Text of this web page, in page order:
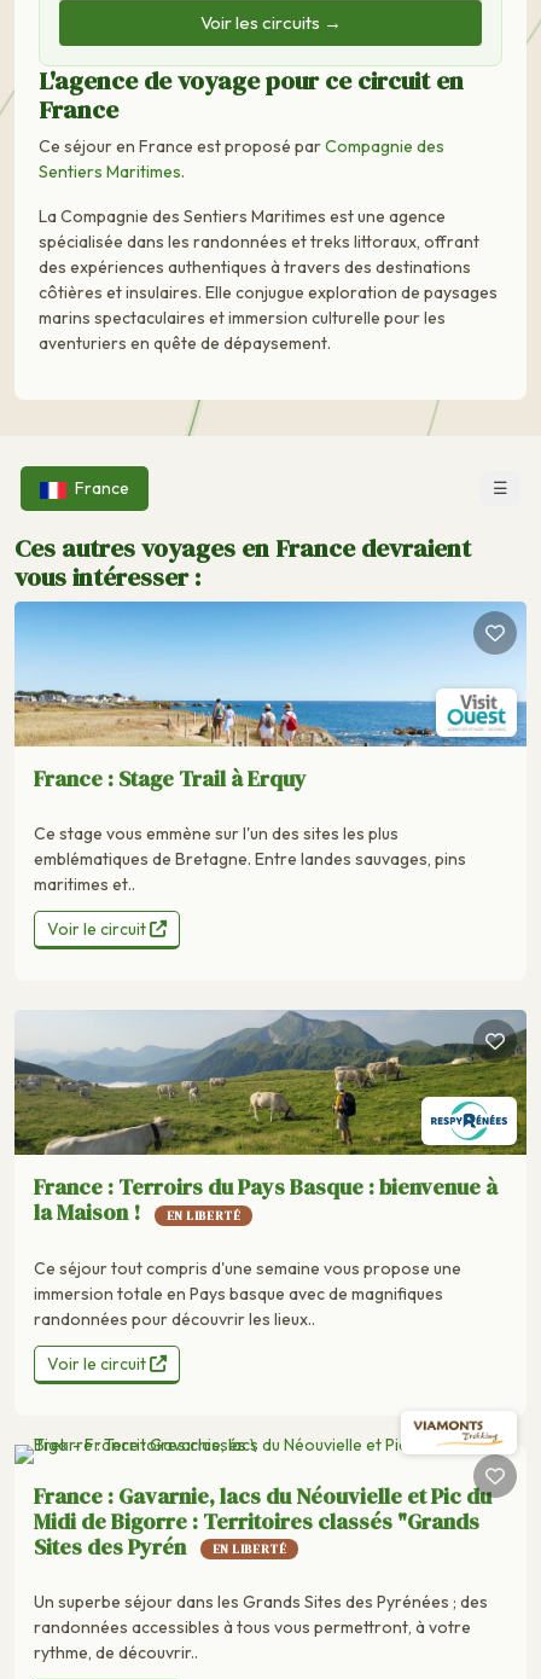
Voir les circuits →
L'agence de voyage pour ce circuit en
France
Ce séjour en France est proposé parCompagnie des
Sentiers Maritimes.
La Compagnie des Sentiers Maritimes est une agence
spécialisée dans les randonnées et treks littoraux, offrant
des expériences authentiques à travers des destinations
côtières et insulaires. Elle conjugue exploration de paysages
marins spectaculaires et immersion culturelle pour les
aventuriers en quête de dépaysement.
France ☰
Ces autres voyages en France devraient
vous intéresser :
France : Stage Trail à Erquy
Ce stage vous emmène sur l'un des sites les plus
emblématiques de Bretagne. Entre landes sauvages, pins
maritimes et..
Voir le circuit
France : Terroirs du Pays Basque : bienvenue à
la Maison !
EN LIBERTÉ
Ce séjour tout compris d'une semaine vous propose une
immersion totale en Pays basque avec de magnifiques
randonnées pour découvrir les lieux..
Voir le circuit
France : Gavarnie, lacs du Néouvielle et Pic du
Midi de Bigorre : Territoires classés "Grands
Sites des Pyrén
EN LIBERTÉ
Un superbe séjour dans les Grands Sites des Pyrénées ; des
randonnées accessibles à tous vous permettront, à votre
rythme, de découvrir..